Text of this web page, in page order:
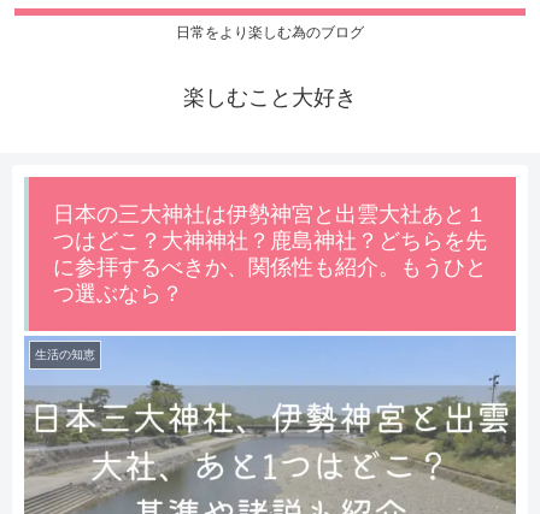
日常をより楽しむ為のブログ
楽しむこと大好き
日本の三大神社は伊勢神宮と出雲大社あと１
つはどこ？大神神社？鹿島神社？どちらを先
に参拝するべきか、関係性も紹介。もうひと
つ選ぶなら？
生活の知恵